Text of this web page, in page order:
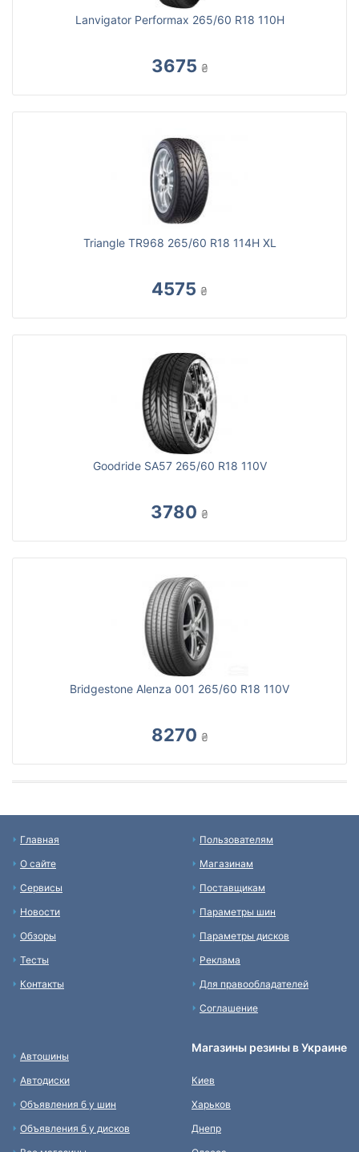
Lanvigator Performax 265/60 R18 110H
3675 ₴
Triangle TR968 265/60 R18 114H XL
4575 ₴
Goodride SA57 265/60 R18 110V
3780 ₴
Bridgestone Alenza 001 265/60 R18 110V
8270 ₴
Главная
О сайте
Сервисы
Новости
Обзоры
Тесты
Контакты
Пользователям
Магазинам
Поставщикам
Параметры шин
Параметры дисков
Реклама
Для правообладателей
Соглашение
Автошины
Автодиски
Объявления б у шин
Объявления б у дисков
Магазины резины в Украине
Киев
Харьков
Днепр